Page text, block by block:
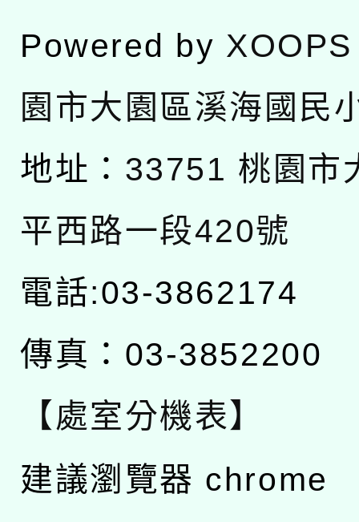
Powered by XOOPS
園市大園區溪海國民
地址： 33751 桃園市
平西路一段420號
電話:03-3862174
傳真：03-3852200
【處室分機表】
建議瀏覽器 chrome